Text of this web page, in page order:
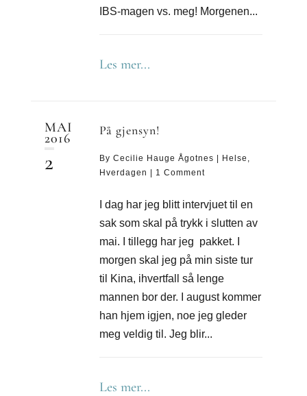
IBS-magen vs. meg! Morgenen...
Les mer...
MAI
2016
2
På gjensyn!
By Cecilie Hauge Ågotnes | Helse ,
Hverdagen | 1 Comment
I dag har jeg blitt intervjuet til en
sak som skal på trykk i slutten av
mai. I tillegg har jeg pakket. I
morgen skal jeg på min siste tur
til Kina, ihvertfall så lenge
mannen bor der. I august kommer
han hjem igjen, noe jeg gleder
meg veldig til. Jeg blir...
Les mer...